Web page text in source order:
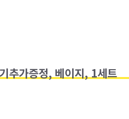
추가증정, 베이지, 1세트